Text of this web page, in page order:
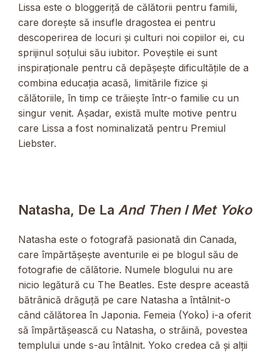
Lissa este o bloggeriță de călătorii pentru familii,
care dorește să insufle dragostea ei pentru
descoperirea de locuri și culturi noi copiilor ei, cu
sprijinul soțului său iubitor. Poveștile ei sunt
inspiraționale pentru că depășește dificultățile de a
combina educația acasă, limitările fizice și
călătoriile, în timp ce trăiește într-o familie cu un
singur venit. Așadar, există multe motive pentru
care Lissa a fost nominalizată pentru Premiul
Liebster.
Natasha, De La And Then I Met Yoko
Natasha este o fotografă pasionată din Canada,
care împărtășește aventurile ei pe blogul său de
fotografie de călătorie. Numele blogului nu are
nicio legătură cu The Beatles. Este despre această
bătrânică drăguță pe care Natasha a întâlnit-o
când călătorea în Japonia. Femeia (Yoko) i-a oferit
să împărtășească cu Natasha, o străină, povestea
templului unde s-au întâlnit. Yoko credea că și alții